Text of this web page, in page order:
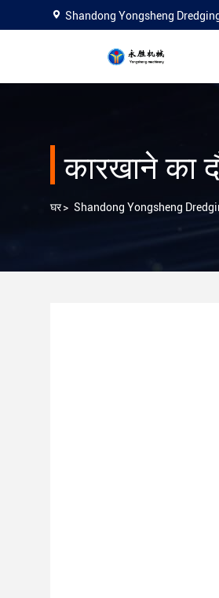
Shandong Yongsheng
कारखाने का
घर> Shandong Yongsheng